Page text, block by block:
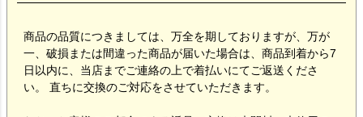
商品の品質につきましては、万全を期しておりますが、万が
一、破損または間違った商品が届いた場合は、商品到着から7
日以内に、当店までご連絡の上で着払いにてご返送くださ
い。 直ちに交換のご対応をさせていただきます。